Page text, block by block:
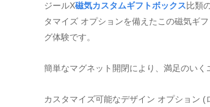
ジールX磁気カスタムギフトボックス比類
タマイズ オプションを備えたこの磁気ギ
グ体験です。
簡単なマグネット開閉により、満足のい
カスタマイズ可能なデザイン オプション